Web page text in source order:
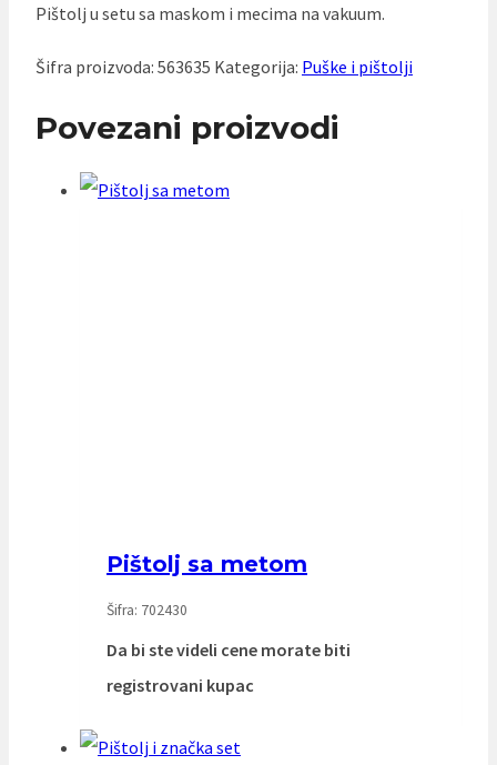
Pištolj u setu sa maskom i mecima na vakuum.
Šifra proizvoda: 563635 Kategorija: Puške i pištolji
Povezani proizvodi
Pištolj sa metom
Šifra: 702430
Da bi ste videli cene morate biti
registrovani kupac